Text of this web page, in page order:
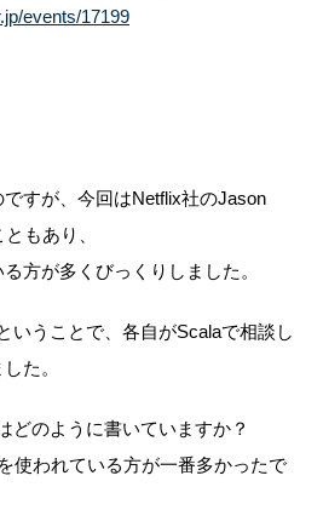
events/17199
すが、今回はNetflix社のJason
もあり、
方が多くびっくりしました。
いうことで、各自がScalaで相談し
た。
どのように書いていますか？
使われている方が一番多かったで